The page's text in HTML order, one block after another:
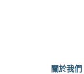
關於我們